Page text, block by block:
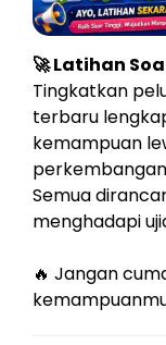
🚀 Latihan
Tingkatkan
terbaru
kemampuan
Semua
menghadapi
🔥 Jangan